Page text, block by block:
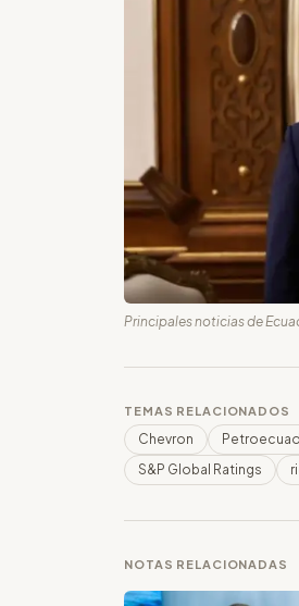
Principales noticias de
TEMAS RELACIONADOS
Chevron
S&P Global Ratings
NOTAS RELACIONADAS